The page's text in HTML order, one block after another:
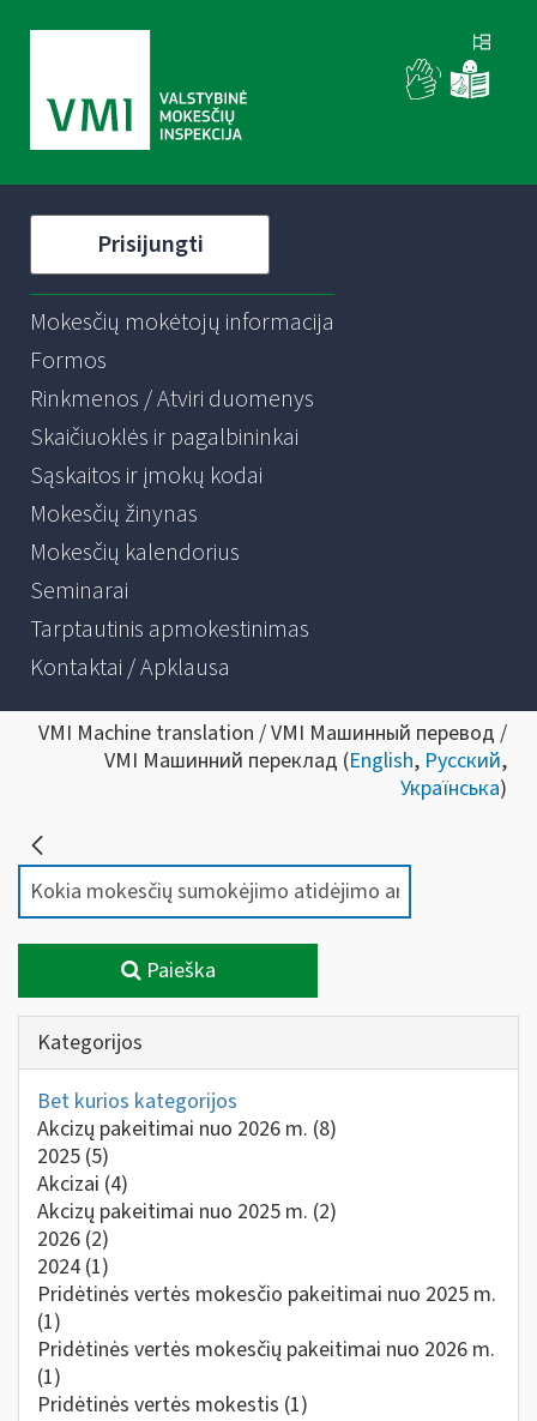
Prisijungti
Mokesčių mokėtojų informacija
Formos
Rinkmenos / Atviri duomenys
Skaičiuoklės ir pagalbininkai
Sąskaitos ir įmokų kodai
Mokesčių žinynas
Mokesčių kalendorius
Seminarai
Tarptautinis apmokestinimas
Kontaktai / Apklausa
VMI Machine translation / VMI Машинный перевод /
VMI Машинний переклад (English, Русский,
Українська)
Paieška
Kategorijos
Bet kurios kategorijos
Akcizų pakeitimai nuo 2026 m. (8)
2025 (5)
Akcizai (4)
Akcizų pakeitimai nuo 2025 m. (2)
2026 (2)
2024 (1)
Pridėtinės vertės mokesčio pakeitimai nuo 2025 m.
(1)
Pridėtinės vertės mokesčių pakeitimai nuo 2026 m.
(1)
Pridėtinės vertės mokestis (1)